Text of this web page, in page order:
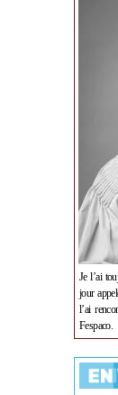
Je l’ai
jour
l’ai
Fespaco.